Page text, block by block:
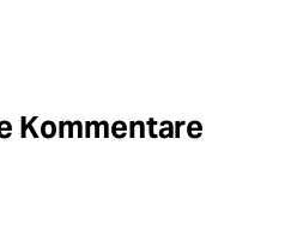
Kommentare